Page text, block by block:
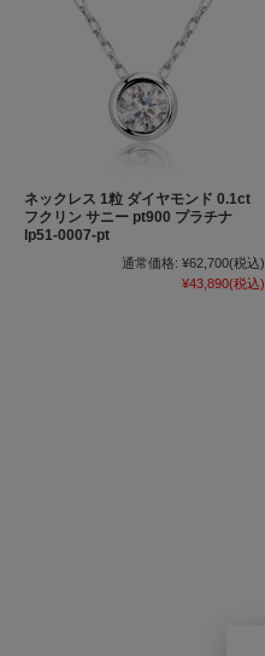
ネックレス 1粒 ダイヤモンド 0.1ct
フクリン サニー pt900 プラチナ
lp51-0007-pt
通常価格: ¥62,700(税込)
¥43,890(税込)